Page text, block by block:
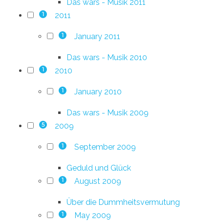
Das wars - Musik 2011
1 2011
1 January 2011
Das wars - Musik 2010
1 2010
1 January 2010
Das wars - Musik 2009
5 2009
1 September 2009
Geduld und Glück
1 August 2009
Über die Dummheitsvermutung
1 May 2009